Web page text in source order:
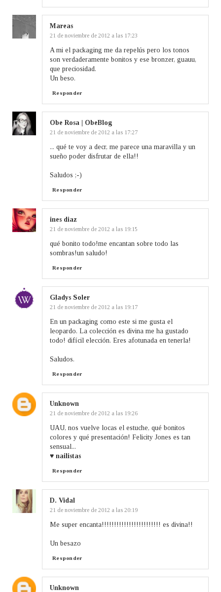
Mareas
21 de noviembre de 2012 a las 17:23
A mi el packaging me da repelús pero los tonos
son verdaderamente bonitos y ese bronzer, guauu,
que preciosidad.
Un beso.
Responder
Obe Rosa | ObeBlog
21 de noviembre de 2012 a las 17:27
... qué te voy a decr, me parece una maravilla y un
sueño poder disfrutar de ella!!
Saludos ;-)
Responder
ines diaz
21 de noviembre de 2012 a las 19:15
qué bonito todo!me encantan sobre todo las
sombras!un saludo!
Responder
Gladys Soler
21 de noviembre de 2012 a las 19:17
En un packaging como este si me gusta el
leopardo. La colección es divina me ha gustado
todo! difícil elección. Eres afotunada en tenerla!
Saludos.
Responder
Unknown
21 de noviembre de 2012 a las 19:26
UAU, nos vuelve locas el estuche, qué bonitos
colores y qué presentación! Felicity Jones es tan
sensual...
♥ nailistas
Responder
D. Vidal
21 de noviembre de 2012 a las 20:19
Me super encanta!!!!!!!!!!!!!!!!!!!!!!!! es divina!!
Un besazo
Responder
Unknown